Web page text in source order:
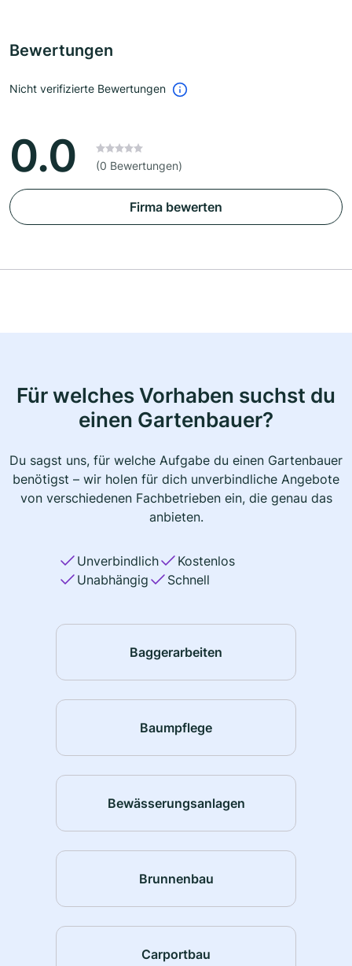
Bewertungen
Nicht verifizierte Bewertungen
0.0 (0 Bewertungen)
Firma bewerten
Für welches Vorhaben suchst du
einen Gartenbauer?
Du sagst uns, für welche Aufgabe du einen Gartenbauer
benötigst – wir holen für dich unverbindliche Angebote
von verschiedenen Fachbetrieben ein, die genau das
anbieten.
Unverbindlich
Kostenlos
Unabhängig
Schnell
Baggerarbeiten
Baumpflege
Bewässerungsanlagen
Brunnenbau
Carportbau